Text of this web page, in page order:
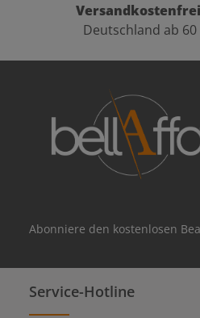
Versandkostenfrei
Deutschland ab 60
Abonniere den kostenlosen
Service-Hotline